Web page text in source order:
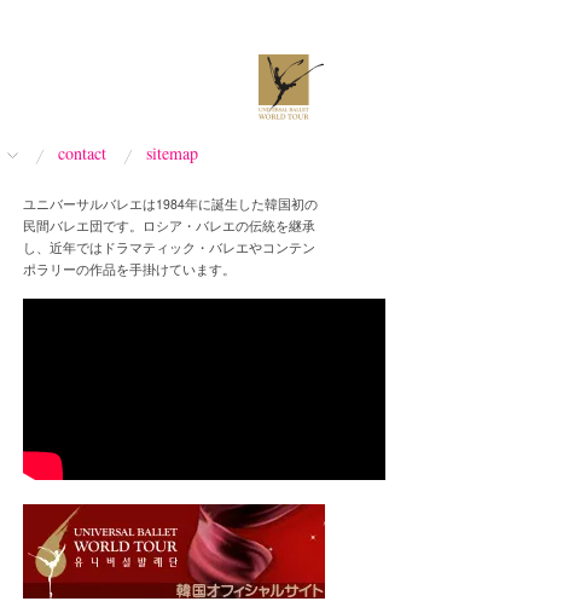
contact sitemap
ユニバーサルバレエは1984年に誕生した韓国初の
民間バレエ団です。ロシア・バレエの伝統を継承
し、近年ではドラマティック・バレエやコンテン
ポラリーの作品を手掛けています。